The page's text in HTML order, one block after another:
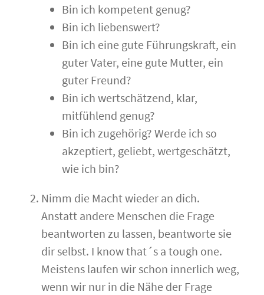
Bin ich kompetent genug?
Bin ich liebenswert?
Bin ich eine gute Führungskraft, ein
guter Vater, eine gute Mutter, ein
guter Freund?
Bin ich wertschätzend, klar,
mitfühlend genug?
Bin ich zugehörig? Werde ich so
akzeptiert, geliebt, wertgeschätzt,
wie ich bin?
Nimm die Macht wieder an dich.
Anstatt andere Menschen die Frage
beantworten zu lassen, beantworte sie
dir selbst. I know that´s a tough one.
Meistens laufen wir schon innerlich weg,
wenn wir nur in die Nähe der Frage